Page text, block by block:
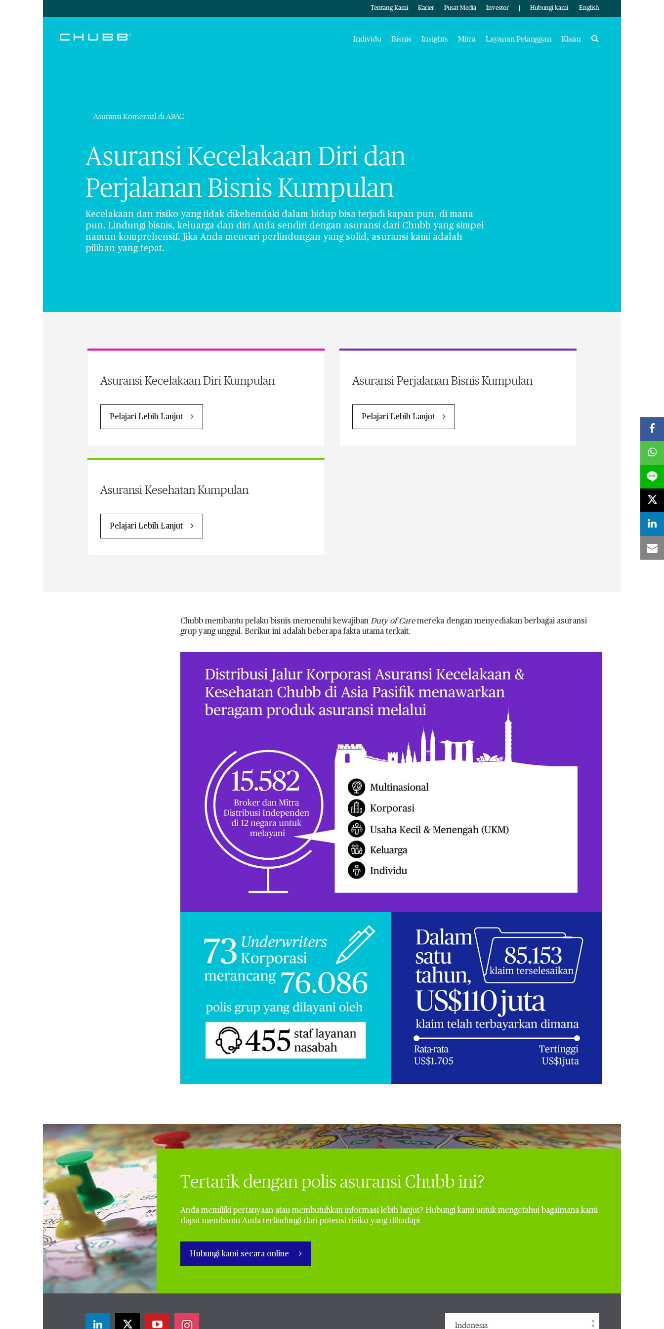
Tentang Kami Karier Pusat Media Investor Hubungi kami English
Individu Bisnis Insights Mitra Layanan Pelanggan Klaim Search
Asuransi Komersial di APAC
Asuransi Kecelakaan Diri dan
Perjalanan Bisnis Kumpulan
Kecelakaan dan risiko yang tidak dikehendaki dalam hidup bisa terjadi kapan pun, di mana
pun. Lindungi bisnis, keluarga dan diri Anda sendiri dengan asuransi dari Chubb yang simpel
namun komprehensif. Jika Anda mencari perlindungan yang solid, asuransi kami adalah
pilihan yang tepat.
Asuransi Kecelakaan Diri Kumpulan
Pelajari Lebih Lanjut
Asuransi Kesehatan Kumpulan
Pelajari Lebih Lanjut
Asuransi Perjalanan Bisnis Kumpulan
Pelajari Lebih Lanjut
Chubb membantu pelaku bisnis memenuhi kewajiban Duty of Caremereka dengan menyediakan berbagai asuransi
grup yang unggul. Berikut ini adalah beberapa fakta utama terkait.
Tertarik dengan polis asuransi Chubb ini?
Anda memiliki pertanyaan atau membutuhkan informasi lebih lanjut? Hubungi kami untuk mengetahui bagaimana kami
dapat membantu Anda terlindungi dari potensi risiko yang dihadapi
Hubungi kami secara online
Indonesia